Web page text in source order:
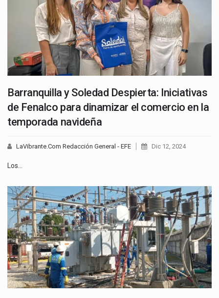
Barranquilla y Soledad Despierta: Iniciativas
de Fenalco para dinamizar el comercio en la
temporada navideña
LaVibrante.Com Redacción General - EFE Dic 12, 2024
Los…